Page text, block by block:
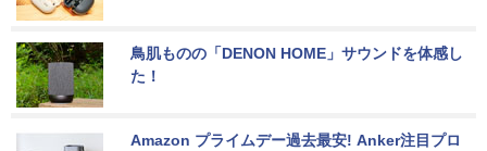
鳥肌ものの「DENON HOME」サウンドを体感し
た！
Amazon プライムデー過去最安! Anker注目プロ